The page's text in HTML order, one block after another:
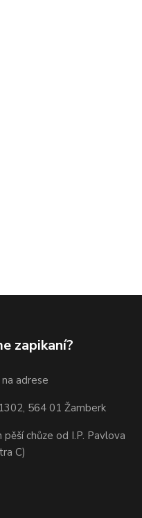
zapikaní?
adrese
564 01 Žamberk
pěší chůze od I.P. Pavlova
C)